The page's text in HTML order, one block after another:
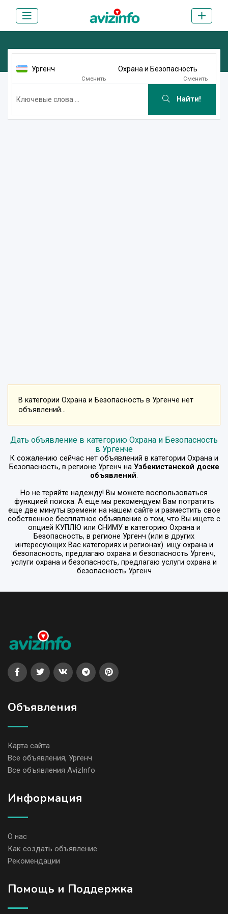
Ургенч
Сменить
Охрана и Безопасность
Сменить
Найти!
В категории Охрана и Безопасность в Ургенче нет
объявлений...
Дать объявление в категорию Охрана и Безопасность
в Ургенче
К сожалению сейчас нет объявлений в категории Охрана и
Безопасность, в регионе Ургенч на Узбекистанской доске
объявлений.
Но не теряйте надежду! Вы можете воспользоваться
функцией поиска. А еще мы рекомендуем Вам потратить
еще две минуты времени на нашем сайте и разместить свое
собственное бесплатное объявление о том, что Вы ищете с
опцией КУПЛЮ или СНИМУв категорию Охрана и
Безопасность, в регионе Ургенч (или в других
интересующих Вас категориях и регионах). ищу охрана и
безопасность, предлагаю охрана и безопасность Ургенч,
услуги охрана и безопасность, предлагаю услуги охрана и
безопасность Ургенч
Объявления
Карта сайта
Все объявления, Ургенч
Все объявления AvizInfo
Информация
О нас
Как создать объявление
Рекомендации
Помощь и Поддержка